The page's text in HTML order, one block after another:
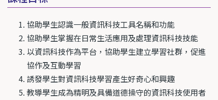
協助學生認識一般資訊科技工具名稱和功能
協助學生掌握在日常生活應用及處理資訊科技技能
以資訊科技作為平台，協助學生建立學習社群，促進
協作及互動學習
誘發學生對資訊科技學習產生好奇心和興趣
教導學生成為精明及具備道德操守的資訊科技使用者